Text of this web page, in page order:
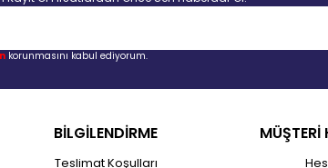
korunmasını kabul ediyorum.
BİLGİLENDİRME
Teslimat Koşulları
MÜŞTERİ